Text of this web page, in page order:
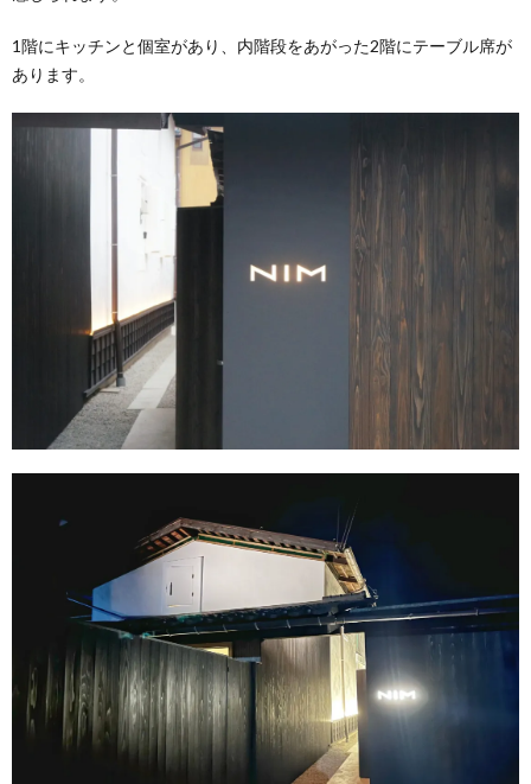
1階にキッチンと個室があり、内階段をあがった2階にテーブル席が
あります。